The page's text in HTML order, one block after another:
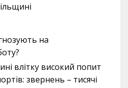
на
влітку високий попит
звернень – тисячі